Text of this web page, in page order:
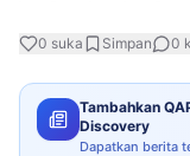
0 suka Simpan 0
Tambahkan
Discovery
Dapatkan berita